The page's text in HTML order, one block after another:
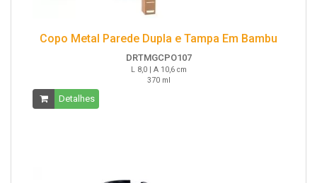
Copo Metal Parede Dupla e Tampa Em Bambu
DRTMGCPO107
L 8,0 | A 10,6 cm
370 ml
Detalhes